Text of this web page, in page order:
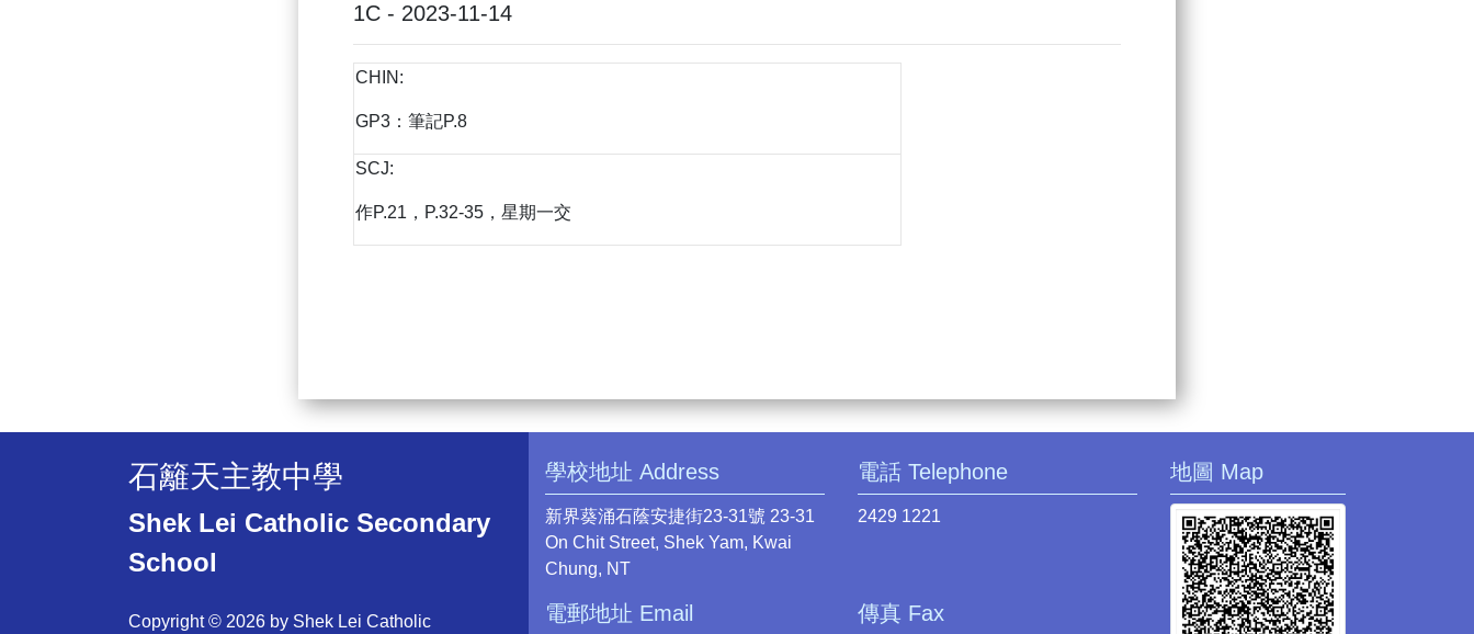
1C - 2023-11-14
CHIN:
GP3：筆記P.8
SCJ:
作P.21，P.32-35，星期一交
石籬天主教中學
Shek Lei Catholic Secondary
School
Copyright © 2026 by Shek Lei Catholic
學校地址 Address
新界葵涌石蔭安捷街23-31號 23-31
On Chit Street, Shek Yam, Kwai
Chung, NT
電話 Telephone
2429 1221
電郵地址 Email 傳真 Fax
地圖 Map